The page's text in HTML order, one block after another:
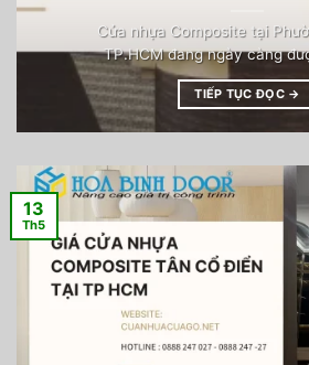
Cửa nhựa Composite tại
TP.HCM đang ngày càng
TIẾP TỤC ĐỌC →
13
Th5